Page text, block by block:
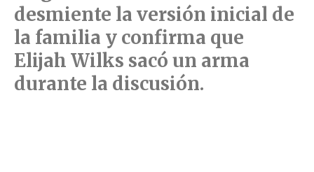
desmiente la versión inicial de
la familia y confirma que
Elijah Wilks sacó un arma
durante la discusión.